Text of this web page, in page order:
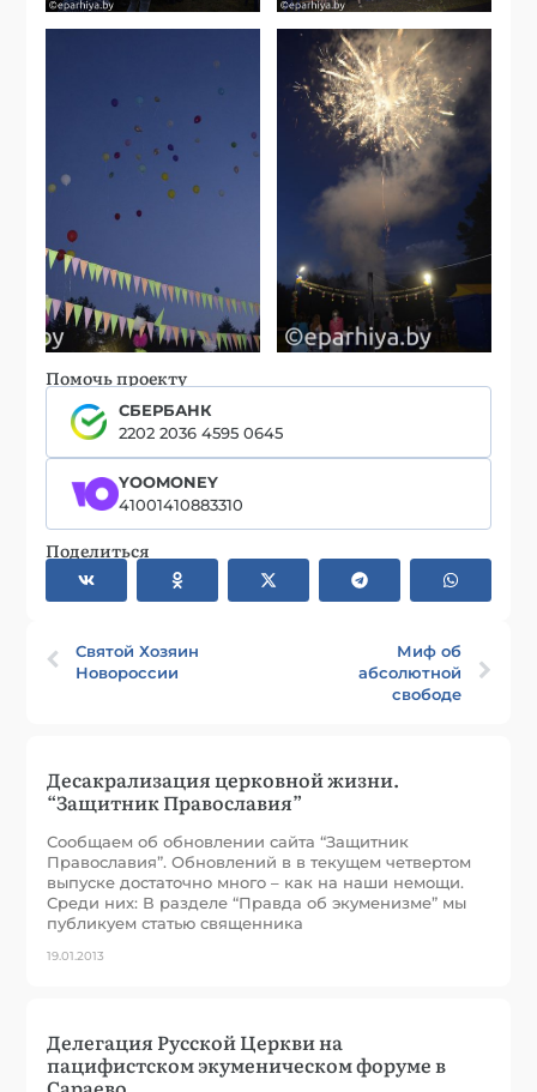
Помочь проекту
СБЕРБАНК
2202 2036 4595 0645
YOOMONEY
41001410883310
Поделиться
Святой Хозяин
Новороссии
Миф об
абсолютной
свободе
Десакрализация церковной жизни.
“Защитник Православия”
Сообщаем об обновлении сайта “Защитник
Православия”. Обновлений в в текущем четвертом
выпуске достаточно много – как на наши немощи.
Среди них: В разделе “Правда об экуменизме” мы
публикуем статью священника
19.01.2013
Делегация Русской Церкви на
пацифистском экуменическом форуме в